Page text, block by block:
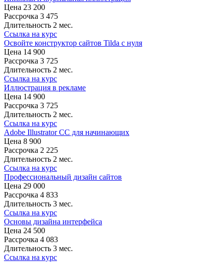
Цена 23 200
Рассрочка 3 475
Длительность 2 мес.
Ссылка на курс
Освойте конструктор сайтов Tilda с нуля
Цена 14 900
Рассрочка 3 725
Длительность 2 мес.
Ссылка на курс
Иллюстрация в рекламе
Цена 14 900
Рассрочка 3 725
Длительность 2 мес.
Ссылка на курс
Adobe Illustrator CC для начинающих
Цена 8 900
Рассрочка 2 225
Длительность 2 мес.
Ссылка на курс
Профессиональный дизайн сайтов
Цена 29 000
Рассрочка 4 833
Длительность 3 мес.
Ссылка на курс
Основы дизайна интерфейса
Цена 24 500
Рассрочка 4 083
Длительность 3 мес.
Ссылка на курс